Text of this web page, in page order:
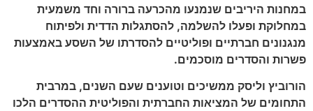
במחנות היריבים שנמנעו מהכרעה ברורה וחד משמעית
במחלוקת ופעלו להשלמה, להסתגלות הדדית ולפיתוח
מנגנונים חברתיים ופוליטיים להסדרתו של השסע באמצעות
פשרות והסדרים מוסכמים.
הורוביץ וליסק ממשיכים וטוענים שעם השנים, במרבית
התחומים של המציאות החברתית והפוליטית ההסדרים הלכו